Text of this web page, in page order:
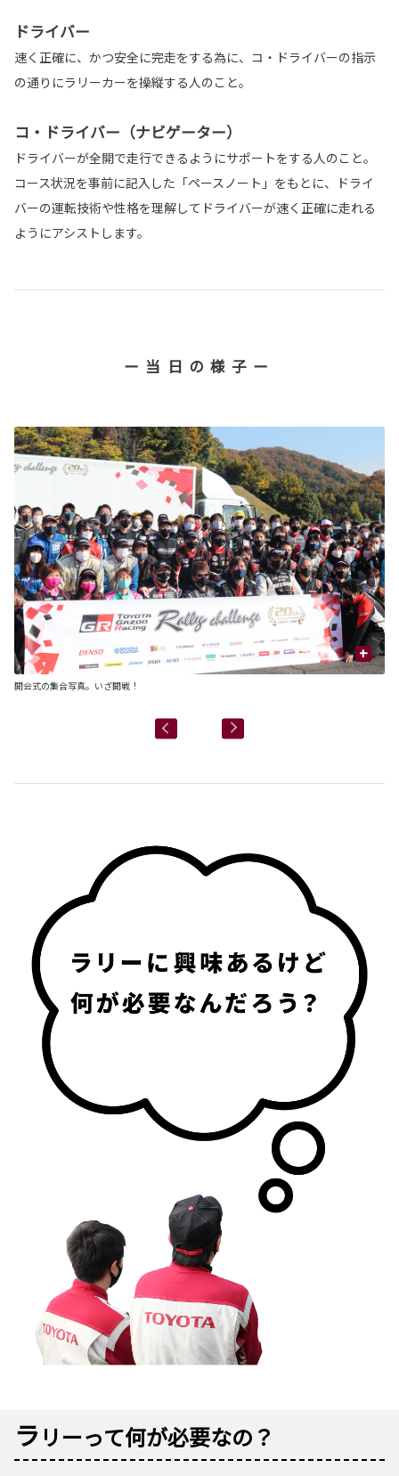
ドライバー
速く正確に、かつ安全に完走をする為に、コ・ドライバーの指示
の通りにラリーカーを操縦する人のこと。
コ・ドライバー（ナビゲーター）
ドライバーが全開で走行できるようにサポートをする人のこと。
コース状況を事前に記入した「ペースノート」をもとに、ドライ
バーの運転技術や性格を理解してドライバーが速く正確に走れる
ようにアシストします。
ー当日の様子ー
+
開会式の集合写真。いざ開戦！
ラ リーって何が必要なの？